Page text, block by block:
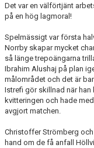
Det var en välförtjänt
på en hög lagmoral!
Spelmässigt var första
Norrby skapar mycket
så länge trepoängarna
Ibrahim Alushaj på plan
målområdet och det är
Istrefi gör skillnad när
kvitteringen och hade
avgjort matchen.
Christoffer Strömberg och
hand om de få anfall